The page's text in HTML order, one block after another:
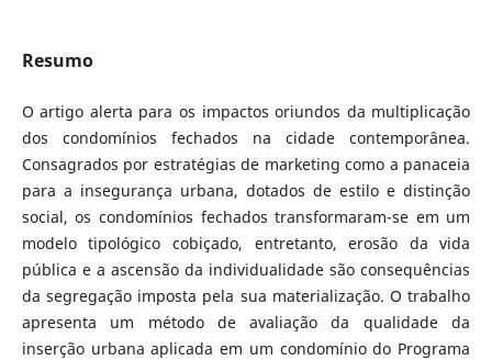
Resumo
O artigo alerta para os impactos oriundos da multiplicação
dos condomínios fechados na cidade contemporânea.
Consagrados por estratégias de marketing como a panaceia
para a insegurança urbana, dotados de estilo e distinção
social, os condomínios fechados transformaram-se em um
modelo tipológico cobiçado, entretanto, erosão da vida
pública e a ascensão da individualidade são consequências
da segregação imposta pela sua materialização. O trabalho
apresenta um método de avaliação da qualidade da
inserção urbana aplicada em um condomínio do Programa